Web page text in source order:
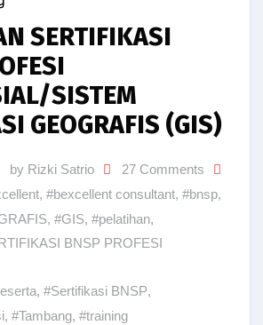
SERTIFIKASI
SISTEM
GEOGRAFIS (GIS)
by Rizki Satrio
27 Comments
, #bexcellent consultant, #bnsp,
, #GIS, #pelatihan,
BNSP PROFESI
, #Sertifikasi BNSP,
, #Tambang, #training